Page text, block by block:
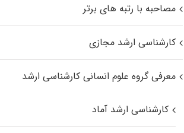
مصاحبه با رتبه های برتر
کارشناسی ارشد مجازی
معرفی گروه علوم انسانی کارشناسی ارشد
کارشناسی ارشد آماد